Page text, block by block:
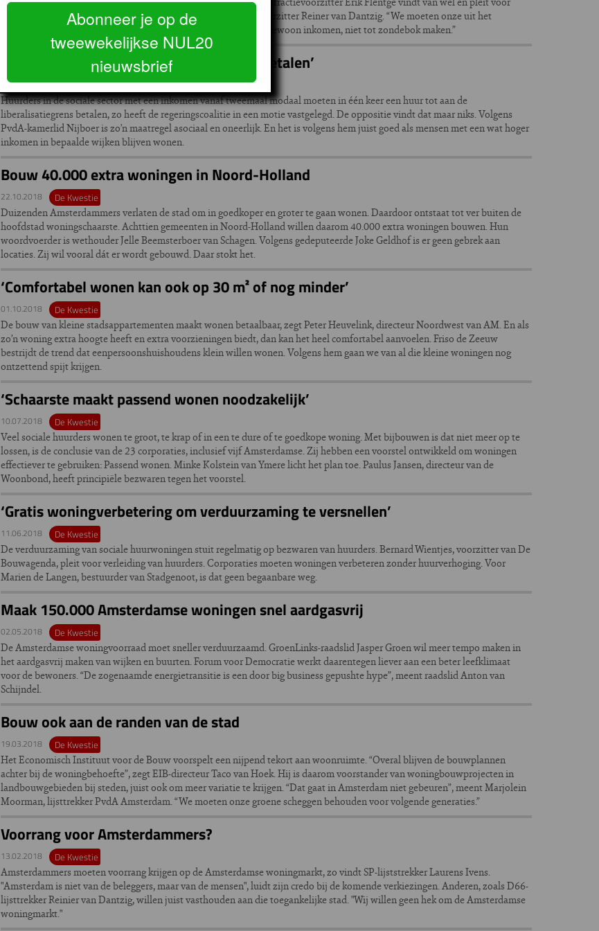
maatregelen. Maar dat is tegen het zere been van D66-fractievoorzitter Reiner van Dantzig. “We moeten onze uit het
buitenland afkomstige werknemers, vaak mensen met een heel gewoon inkomen, niet tot zondebok maken.”
‘Laat scheefwoners versneld meer huur betalen’
09.12.2018 De Kwestie
Huurders in de sociale sector met een inkomen vanaf tweemaal modaal moeten in één keer een huur tot aan de
liberalisatiegrens betalen, zo heeft de regeringscoalitie in een motie vastgelegd. De oppositie vindt dat maar niks. Volgens
PvdA-kamerlid Nijboer is zo’n maatregel asociaal en oneerlijk. En het is volgens hem juist goed als mensen met een wat hoger
inkomen in bepaalde wijken blijven wonen.
Bouw 40.000 extra woningen in Noord-Holland
22.10.2018 De Kwestie
Duizenden Amsterdammers verlaten de stad om in goedkoper en groter te gaan wonen. Daardoor ontstaat tot ver buiten de
hoofdstad woningschaarste. Achttien gemeenten in Noord-Holland willen daarom 40.000 extra woningen bouwen. Hun
woordvoerder is wethouder Jelle Beemsterboer van Schagen. Volgens gedeputeerde Joke Geldhof is er geen gebrek aan
locaties. Zij wil vooral dát er wordt gebouwd. Daar stokt het.
‘Comfortabel wonen kan ook op 30 m² of nog minder’
01.10.2018 De Kwestie
De bouw van kleine stadsappartementen maakt wonen betaalbaar, zegt Peter Heuvelink, directeur Noordwest van AM. En als
zo’n woning extra hoogte heeft en extra voorzieningen biedt, dan kan het heel comfortabel aanvoelen. Friso de Zeeuw
bestrijdt de trend dat eenpersoonshuishoudens klein willen wonen. Volgens hem gaan we van al die kleine woningen nog
ontzettend spijt krijgen.
‘Schaarste maakt passend wonen noodzakelijk’
10.07.2018 De Kwestie
Veel sociale huurders wonen te groot, te krap of in een te dure of te goedkope woning. Met bijbouwen is dat niet meer op te
lossen, is de conclusie van de 23 corporaties, inclusief vijf Amsterdamse. Zij hebben een voorstel ontwikkeld om woningen
effectiever te gebruiken: Passend wonen. Minke Kolstein van Ymere licht het plan toe. Paulus Jansen, directeur van de
Woonbond, heeft principiële bezwaren tegen het voorstel.
‘Gratis woningverbetering om verduurzaming te versnellen’
11.06.2018 De Kwestie
De verduurzaming van sociale huurwoningen stuit regelmatig op bezwaren van huurders. Bernard Wientjes, voorzitter van De
Bouwagenda, pleit voor verleiding van huurders. Corporaties moeten woningen verbeteren zonder huurverhoging. Voor
Marien de Langen, bestuurder van Stadgenoot, is dat geen begaanbare weg.
Maak 150.000 Amsterdamse woningen snel aardgasvrij
02.05.2018 De Kwestie
De Amsterdamse woningvoorraad moet sneller verduurzaamd. GroenLinks-raadslid Jasper Groen wil meer tempo maken in
het aardgasvrij maken van wijken en buurten. Forum voor Democratie werkt daarentegen liever aan een beter leefklimaat
voor de bewoners. “De zogenaamde energietransitie is een door big business gepushte hype”, meent raadslid Anton van
Schijndel.
Bouw ook aan de randen van de stad
19.03.2018 De Kwestie
Het Economisch Instituut voor de Bouw voorspelt een nijpend tekort aan woonruimte. “Overal blijven de bouwplannen
achter bij de woningbehoefte”, zegt EIB-directeur Taco van Hoek. Hij is daarom voorstander van woningbouwprojecten in
landbouwgebieden bij steden, juist ook om meer variatie te krijgen. “Dat gaat in Amsterdam niet gebeuren”, meent Marjolein
Moorman, lijsttrekker PvdA Amsterdam. “We moeten onze groene scheggen behouden voor volgende generaties.”
Voorrang voor Amsterdammers?
13.02.2018 De Kwestie
Amsterdammers moeten voorrang krijgen op de Amsterdamse woningmarkt, zo vindt SP-lijststrekker Laurens Ivens.
"Amsterdam is niet van de beleggers, maar van de mensen", luidt zijn credo bij de komende verkiezingen. Anderen, zoals D66-
lijsttrekker Reinier van Dantzig, willen juist vasthouden aan die toegankelijke stad. "Wij willen geen hek om de Amsterdamse
woningmarkt."
Abonneer je op de
tweewekelijkse NUL20
nieuwsbrief